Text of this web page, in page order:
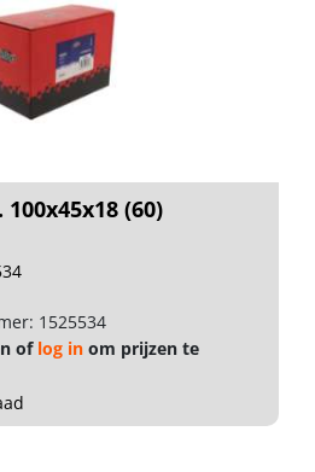
(60)
1525534
of log in om prijzen te